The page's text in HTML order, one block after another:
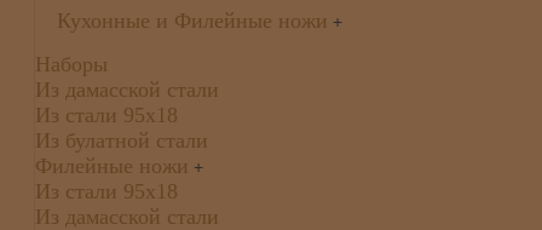
Кухонные и Филейные ножи +
Наборы
Из дамасской стали
Из стали 95х18
Из булатной стали
Филейные ножи +
Из стали 95х18
Из дамасской стали